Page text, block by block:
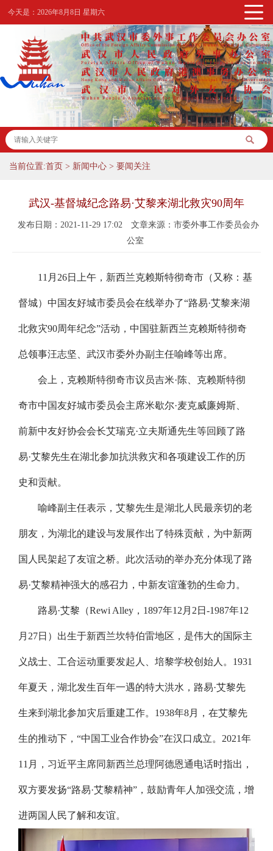
今天是：2026年8月8日 星期六
当前位置:首页 > 新闻中心 > 要闻关注
武汉-基督城纪念路易·艾黎来湖北救灾90周年
发布日期：2021-11-29 17:02
文章来源：市委外事工作委员会办
公室
11月26日上午，新西兰克赖斯特彻奇市（又称：基
督城）中国友好城市委员会在线举办了“路易·艾黎来湖
北救灾90周年纪念”活动，中国驻新西兰克赖斯特彻奇
总领事汪志坚、武汉市委外办副主任喻峰等出席。
会上，克赖斯特彻奇市议员吉米·陈、克赖斯特彻
奇市中国友好城市委员会主席米歇尔·麦克威廉姆斯、
前新中友好协会会长艾瑞克·立夫斯通先生等回顾了路
易·艾黎先生在湖北参加抗洪救灾和各项建设工作的历
史和贡献。
喻峰副主任表示，艾黎先生是湖北人民最亲切的老
朋友，为湖北的建设与发展作出了特殊贡献，为中新两
国人民架起了友谊之桥。此次活动的举办充分体现了路
易·艾黎精神强大的感召力，中新友谊蓬勃的生命力。
路易·艾黎（Rewi Alley，1897年12月2日-1987年12
月27日）出生于新西兰坎特伯雷地区，是伟大的国际主
义战士、工合运动重要发起人、培黎学校创始人。1931
年夏天，湖北发生百年一遇的特大洪水，路易·艾黎先
生来到湖北参加灾后重建工作。1938年8月，在艾黎先
生的推动下，“中国工业合作协会”在汉口成立。2021年
11月，习近平主席同新西兰总理阿德恩通电话时指出，
双方要发扬“路易·艾黎精神”，鼓励青年人加强交流，增
进两国人民了解和友谊。